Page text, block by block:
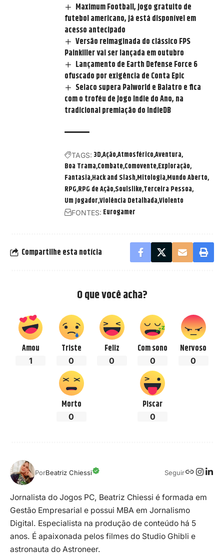
Maximum Football, jogo gratuito de
futebol americano, já está disponível em
acesso antecipado
Versão reimaginada do clássico FPS
Painkiller vai ser lançada em outubro
Lançamento de Earth Defense Force 6
ofuscado por exigência de Conta Epic
Selaco supera Palworld e Balatro e fica
com o troféu de Jogo Indie do Ano, na
tradicional premiação do IndieDB
TAGS: 3DAçãoAtmosféricoAventura
Boa Trama Combate Comovente Exploração
Fantasia Hack and Slash Mitologia Mundo Aberto
RPG RPG de Ação Soulslike Terceira Pessoa
Um JogadorViolência DetalhadaViolento
FONTES: Eurogamer
Compartilhe esta notícia
O que você acha?
Amou
1
Triste
0
Feliz
0
Com sono
0
Nervoso
0
Morto
0
Piscar
0
PorBeatriz Chiessi Seguir
Jornalista do Jogos PC, Beatriz Chiessi é formada em
Gestão Empresarial e possui MBA em Jornalismo
Digital. Especialista na produção de conteúdo há 5
anos. É apaixonada pelos filmes do Studio Ghibli e
astronauta do Astroneer.